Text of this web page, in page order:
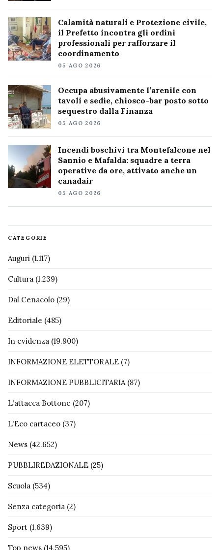
Calamità naturali e Protezione civile,
il Prefetto incontra gli ordini
professionali per rafforzare il
coordinamento
05 AGO 2026
Occupa abusivamente l’arenile con
tavoli e sedie, chiosco-bar posto sotto
sequestro dalla Finanza
05 AGO 2026
Incendi boschivi tra Montefalcone nel
Sannio e Mafalda: squadre a terra
operative da ore, attivato anche un
canadair
05 AGO 2026
CATEGORIE
Auguri (1.117)
Cultura (1.239)
Dal Cenacolo (29)
Editoriale (485)
In evidenza (19.900)
INFORMAZIONE ELETTORALE (7)
INFORMAZIONE PUBBLICITARIA(87)
L'attacca Bottone (207)
L'Eco cartaceo (37)
News (42.652)
PUBBLIREDAZIONALE (25)
Scuola (534)
Senza categoria (2)
Sport (1.639)
Top news (14.595)